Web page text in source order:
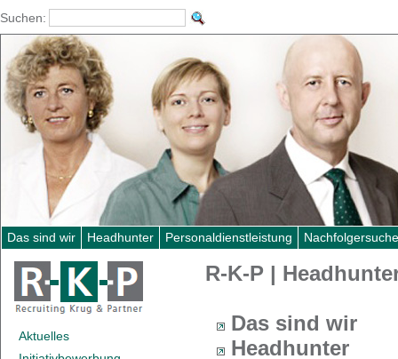
Suchen:
Das sind wir Headhunter Personaldienstleistung Nachfolgersuche
Aktuelles
R-K-P |
Das sind wir
Headhunter